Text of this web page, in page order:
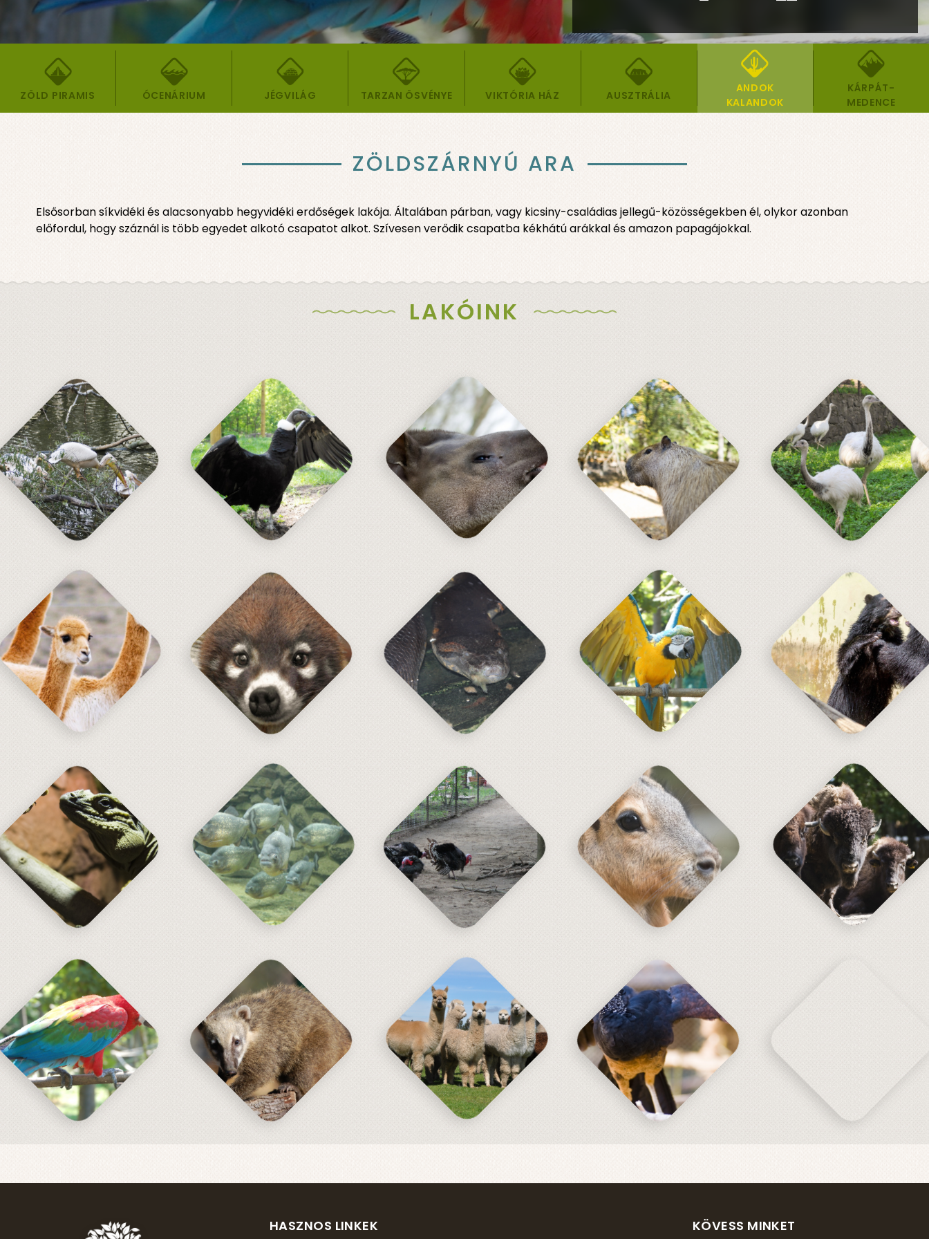
ZÖLD PIRAMIS ÓCENÁRIUM JÉGVILÁG TARZAN ÖSVÉNYE VIKTÓRIA HÁZ AUSZTRÁLIA
ANDOK
KALANDOK
KÁRPÁT-
MEDENCE
ZÖLDSZÁRNYÚ ARA
Elsősorban síkvidéki és alacsonyabb hegyvidéki erdőségek lakója. Általában párban, vagy kicsiny-családias jellegű-közösségekben él, olykor azonban
előfordul, hogy száznál is több egyedet alkotó csapatot alkot. Szívesen verődik csapatba kékhátú arákkal és amazon papagájokkal.
LAKÓINK
HASZNOS LINKEK KÖVESS MINKET